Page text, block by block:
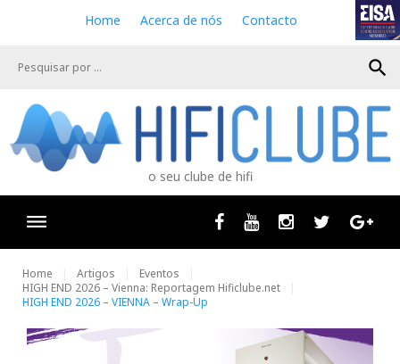
e
Home Acerca de nós Contacto
search
o seu clube de hifi
Facebook
Youtube InstagramTwitter
Home Artigos
Eventos
HIGH END 2026 – Vienna: Reportagem Hificlube.net
HIGH END 2026 – VIENNA – Wrap-Up